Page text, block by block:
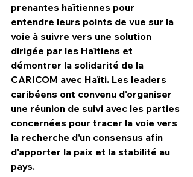
prenantes haïtiennes pour
entendre leurs points de vue sur la
voie à suivre vers une solution
dirigée par les Haïtiens et
démontrer la solidarité de la
CARICOM avec Haïti. Les leaders
caribéens ont convenu d'organiser
une réunion de suivi avec les parties
concernées pour tracer la voie vers
la recherche d'un consensus afin
d'apporter la paix et la stabilité au
pays.